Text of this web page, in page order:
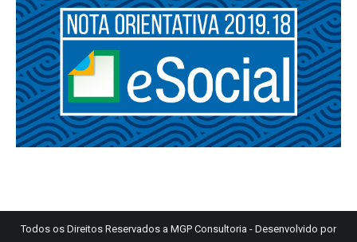
Todos os Direitos Reservados a MGP Consultoria - Desenvolvido por